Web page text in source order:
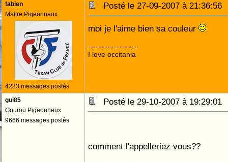
fabien
Maitre Pigeonneux
4233 messages postés
Posté le 27-09-2007 à
moi je l'aime bien sa couleur
--------------------
I love occitania
gui85
Gourou Pigeonneux
9666 messages postés
Posté le 29-10-2007 à
comment l'appelleriez vous??